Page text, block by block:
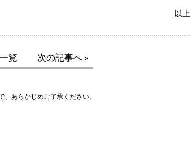
以上
覧 次の記事へ »
あらかじめご了承ください。